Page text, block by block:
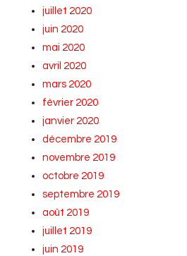
juillet 2020
juin 2020
mai 2020
avril 2020
mars 2020
février 2020
janvier 2020
décembre 2019
novembre 2019
octobre 2019
septembre 2019
août 2019
juillet 2019
juin 2019